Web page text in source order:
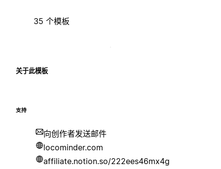
35 个模板
关于此模板
支持
向创作者发送邮件
locominder.com
affiliate.notion.so/222ees46mx4g